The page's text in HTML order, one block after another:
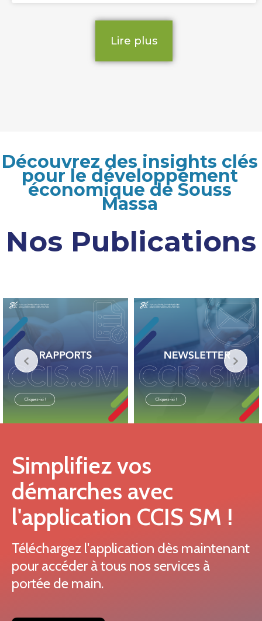
Lire plus
Découvrez des insights clés
pour le développement
économique de Souss
Massa
Nos Publications
Simplifiez vos
démarches avec
l'application CCIS SM !
Téléchargez l'application dès maintenant
pour accéder à tous nos services à
portée de main.